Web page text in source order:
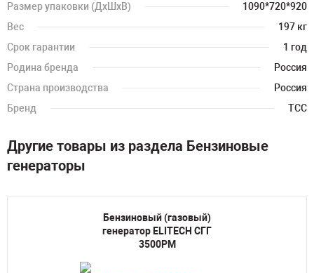
Размер упаковки (ДхШхВ)
1090*720*920
Вес
197 кг
Срок гарантии
1 год
Родина бренда
Россия
Страна производства
Россия
Бренд
ТСС
Другие товары из раздела Бензиновые
генераторы
Бензиновый (газовый)
генератор ELITECH СГГ
3500РМ